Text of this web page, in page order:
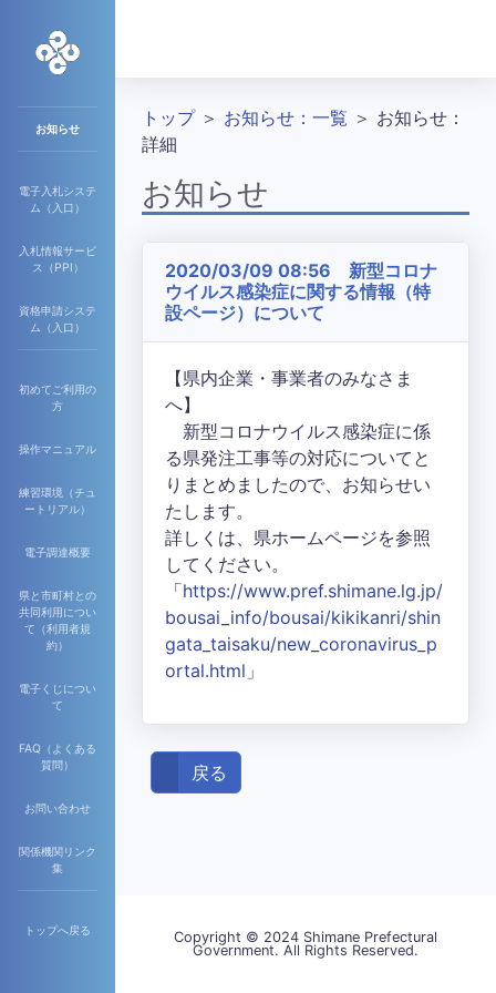
お知らせ
電子入札システ
ム（入口）
入札情報サービ
ス（PPI）
資格申請システ
ム（入口）
初めてご利用の
方
操作マニュアル
練習環境（チュ
ートリアル）
電子調達概要
県と市町村との
共同利用につい
て（利用者規
約）
電子くじについ
て
FAQ（よくある
質問）
お問い合わせ
関係機関リンク
集
トップへ戻る
トップ＞ お知らせ：一覧 ＞ お知らせ：
詳細
お知らせ
2020/03/09 08:56 新型コロナ
ウイルス感染症に関する情報（特
設ページ）について
【県内企業・事業者のみなさま
へ】
新型コロナウイルス感染症に係
る県発注工事等の対応についてと
りまとめましたので、お知らせい
たします。
詳しくは、県ホームページを参照
してください。
「https://www.pref.shimane.lg.jp/
bousai_info/bousai/kikikanri/shin
gata_taisaku/new_coronavirus_p
ortal.html 」
戻る
Copyright © 2024 Shimane Prefectural
Government. All Rights Reserved.